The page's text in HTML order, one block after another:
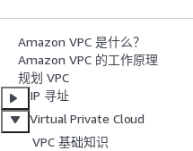
Amazon VPC 是什么？
Amazon VPC 的工作原理
规划 VPC
IP 寻址
Virtual Private Cloud
VPC 基础知识